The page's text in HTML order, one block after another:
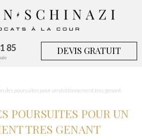
85 DEVIS GRATUIT
des poursuites pour un stationnement tres genant
POURSUITES POUR UN
TRES GENANT